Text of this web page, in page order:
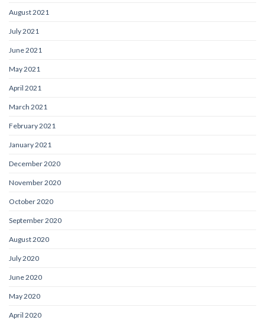
August 2021
July 2021
June 2021
May 2021
April 2021
March 2021
February 2021
January 2021
December 2020
November 2020
October 2020
September 2020
August 2020
July 2020
June 2020
May 2020
April 2020